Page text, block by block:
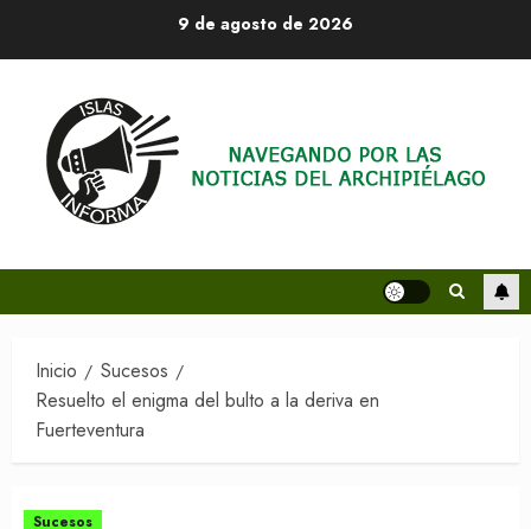
9 de agosto de 2026
Inicio
Sucesos
Resuelto el enigma del bulto a la deriva en
Fuerteventura
Sucesos